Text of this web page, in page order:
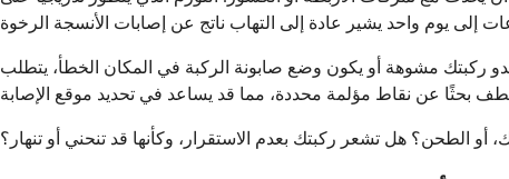
ركبتك مشوهة أو يكون وضع صابونة الركبة في المكان الخطأ، يتطلب
أو الطحن؟ هل تشعر ركبتك بعدم الاستقرار، وكأنها قد تنحني أو تنهار؟